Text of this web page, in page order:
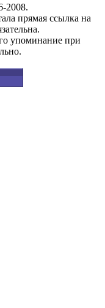
2008.
прямая ссылка на
упоминание при